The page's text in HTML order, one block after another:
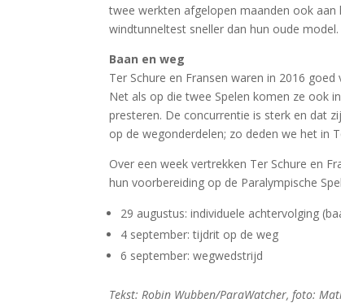
twee werkten afgelopen maanden ook
windtunneltest sneller dan hun oude model.
Baan en weg
Ter Schure en Fransen waren in 2016
Net als op die twee Spelen komen ze ook
presteren. De concurrentie is sterk en dat
op de wegonderdelen; zo deden we het in
Over een week vertrekken Ter Schure en
hun voorbereiding op de Paralympische
29 augustus: individuele achtervolging
4 september: tijdrit op de weg
6 september: wegwedstrijd
Tekst: Robin Wubben/ParaWatcher, foto: